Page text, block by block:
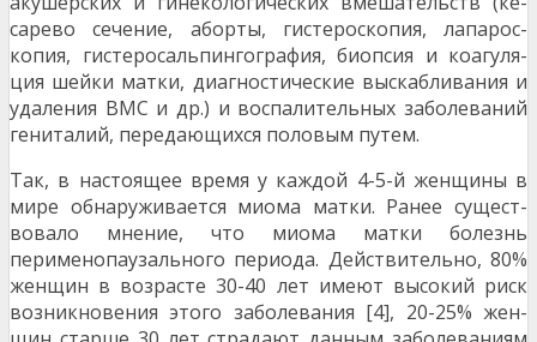
сарево сечение, аборты, гистероскопия, лапарос­
копия, гистеросальпингография, биопсия и коагуля­
ция шейки матки, диагностические выскабливания и
удаления ВМС и др.) и воспалительных заболе­ваний
гениталий, передающихся половым путем.
Так, в настоящее время у каждой 4-5-й женщины в
мире обнаруживается миома матки. Ранее сущест­
вовало мнение, что миома матки болезнь
перименопаузального периода. Действительно, 80%
женщин в возрасте 30-40 лет имеют высокий риск
возникновения этого заболевания [4], 20-25% жен­